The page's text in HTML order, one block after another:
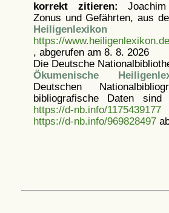
korrekt zitieren:
Zonus und Gefährten, aus
Heiligenlexikon
https://
, abgerufen am 8. 8. 2026
Die Deutsche
Ökumenische
Deutschen
bibliografische Daten
https://d-nb.info/1175439177
https://d-nb.info/969828497